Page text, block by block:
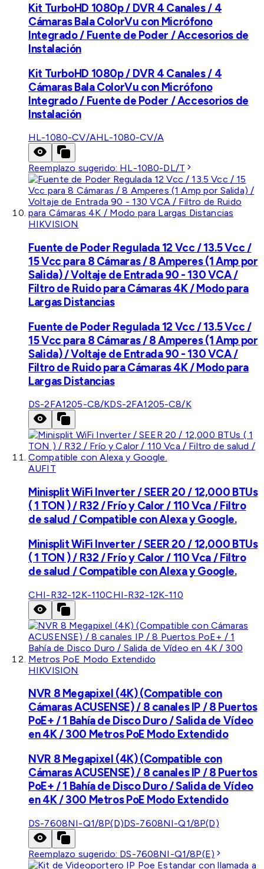
Kit TurboHD 1080p / DVR 4 Canales / 4
Cámaras Bala ColorVu con Micrófono
Integrado / Fuente de Poder / Accesorios de
Instalación
Kit TurboHD 1080p / DVR 4 Canales / 4
Cámaras Bala ColorVu con Micrófono
Integrado / Fuente de Poder / Accesorios de
Instalación
HL-1080-CV/AHL-1080-CV/A
Reemplazo sugerido: HL-1080-DL/T
HIKVISION
Fuente de Poder Regulada 12 Vcc / 13.5 Vcc /
15 Vcc para 8 Cámaras / 8 Amperes (1 Amp por
Salida) / Voltaje de Entrada 90 - 130 VCA /
Filtro de Ruido para Cámaras 4K / Modo para
Largas Distancias
Fuente de Poder Regulada 12 Vcc / 13.5 Vcc /
15 Vcc para 8 Cámaras / 8 Amperes (1 Amp por
Salida) / Voltaje de Entrada 90 - 130 VCA /
Filtro de Ruido para Cámaras 4K / Modo para
Largas Distancias
DS-2FA1205-C8/KDS-2FA1205-C8/K
AUFIT
Minisplit WiFi Inverter / SEER 20 / 12,000 BTUs
( 1 TON ) / R32 / Frío y Calor / 110 Vca / Filtro
de salud / Compatible con Alexa y Google.
Minisplit WiFi Inverter / SEER 20 / 12,000 BTUs
( 1 TON ) / R32 / Frío y Calor / 110 Vca / Filtro
de salud / Compatible con Alexa y Google.
CHI-R32-12K-110CHI-R32-12K-110
HIKVISION
NVR 8 Megapixel (4K) (Compatible con
Cámaras ACUSENSE) / 8 canales IP / 8 Puertos
PoE+ / 1 Bahía de Disco Duro / Salida de Vídeo
en 4K / 300 Metros PoE Modo Extendido
NVR 8 Megapixel (4K) (Compatible con
Cámaras ACUSENSE) / 8 canales IP / 8 Puertos
PoE+ / 1 Bahía de Disco Duro / Salida de Vídeo
en 4K / 300 Metros PoE Modo Extendido
DS-7608NI-Q1/8P(D)DS-7608NI-Q1/8P(D)
Reemplazo sugerido: DS-7608NI-Q1/8P(E)